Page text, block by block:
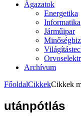
Ágazatok
Energetika
Informatika
Járműipar
Archívum
FőoldalCikkekCikkek
utánpótlás